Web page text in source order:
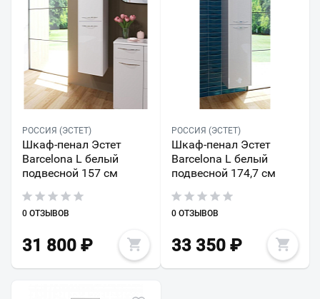
РОССИЯ (ЭСТЕТ)
Шкаф-пенал Эстет
Barcelona L белый
подвесной 157 см
0 ОТЗЫВОВ
31 800 ₽
РОССИЯ (ЭСТЕТ)
Шкаф-пенал Эстет
Barcelona L белый
подвесной 174,7 см
0 ОТЗЫВОВ
33 350₽